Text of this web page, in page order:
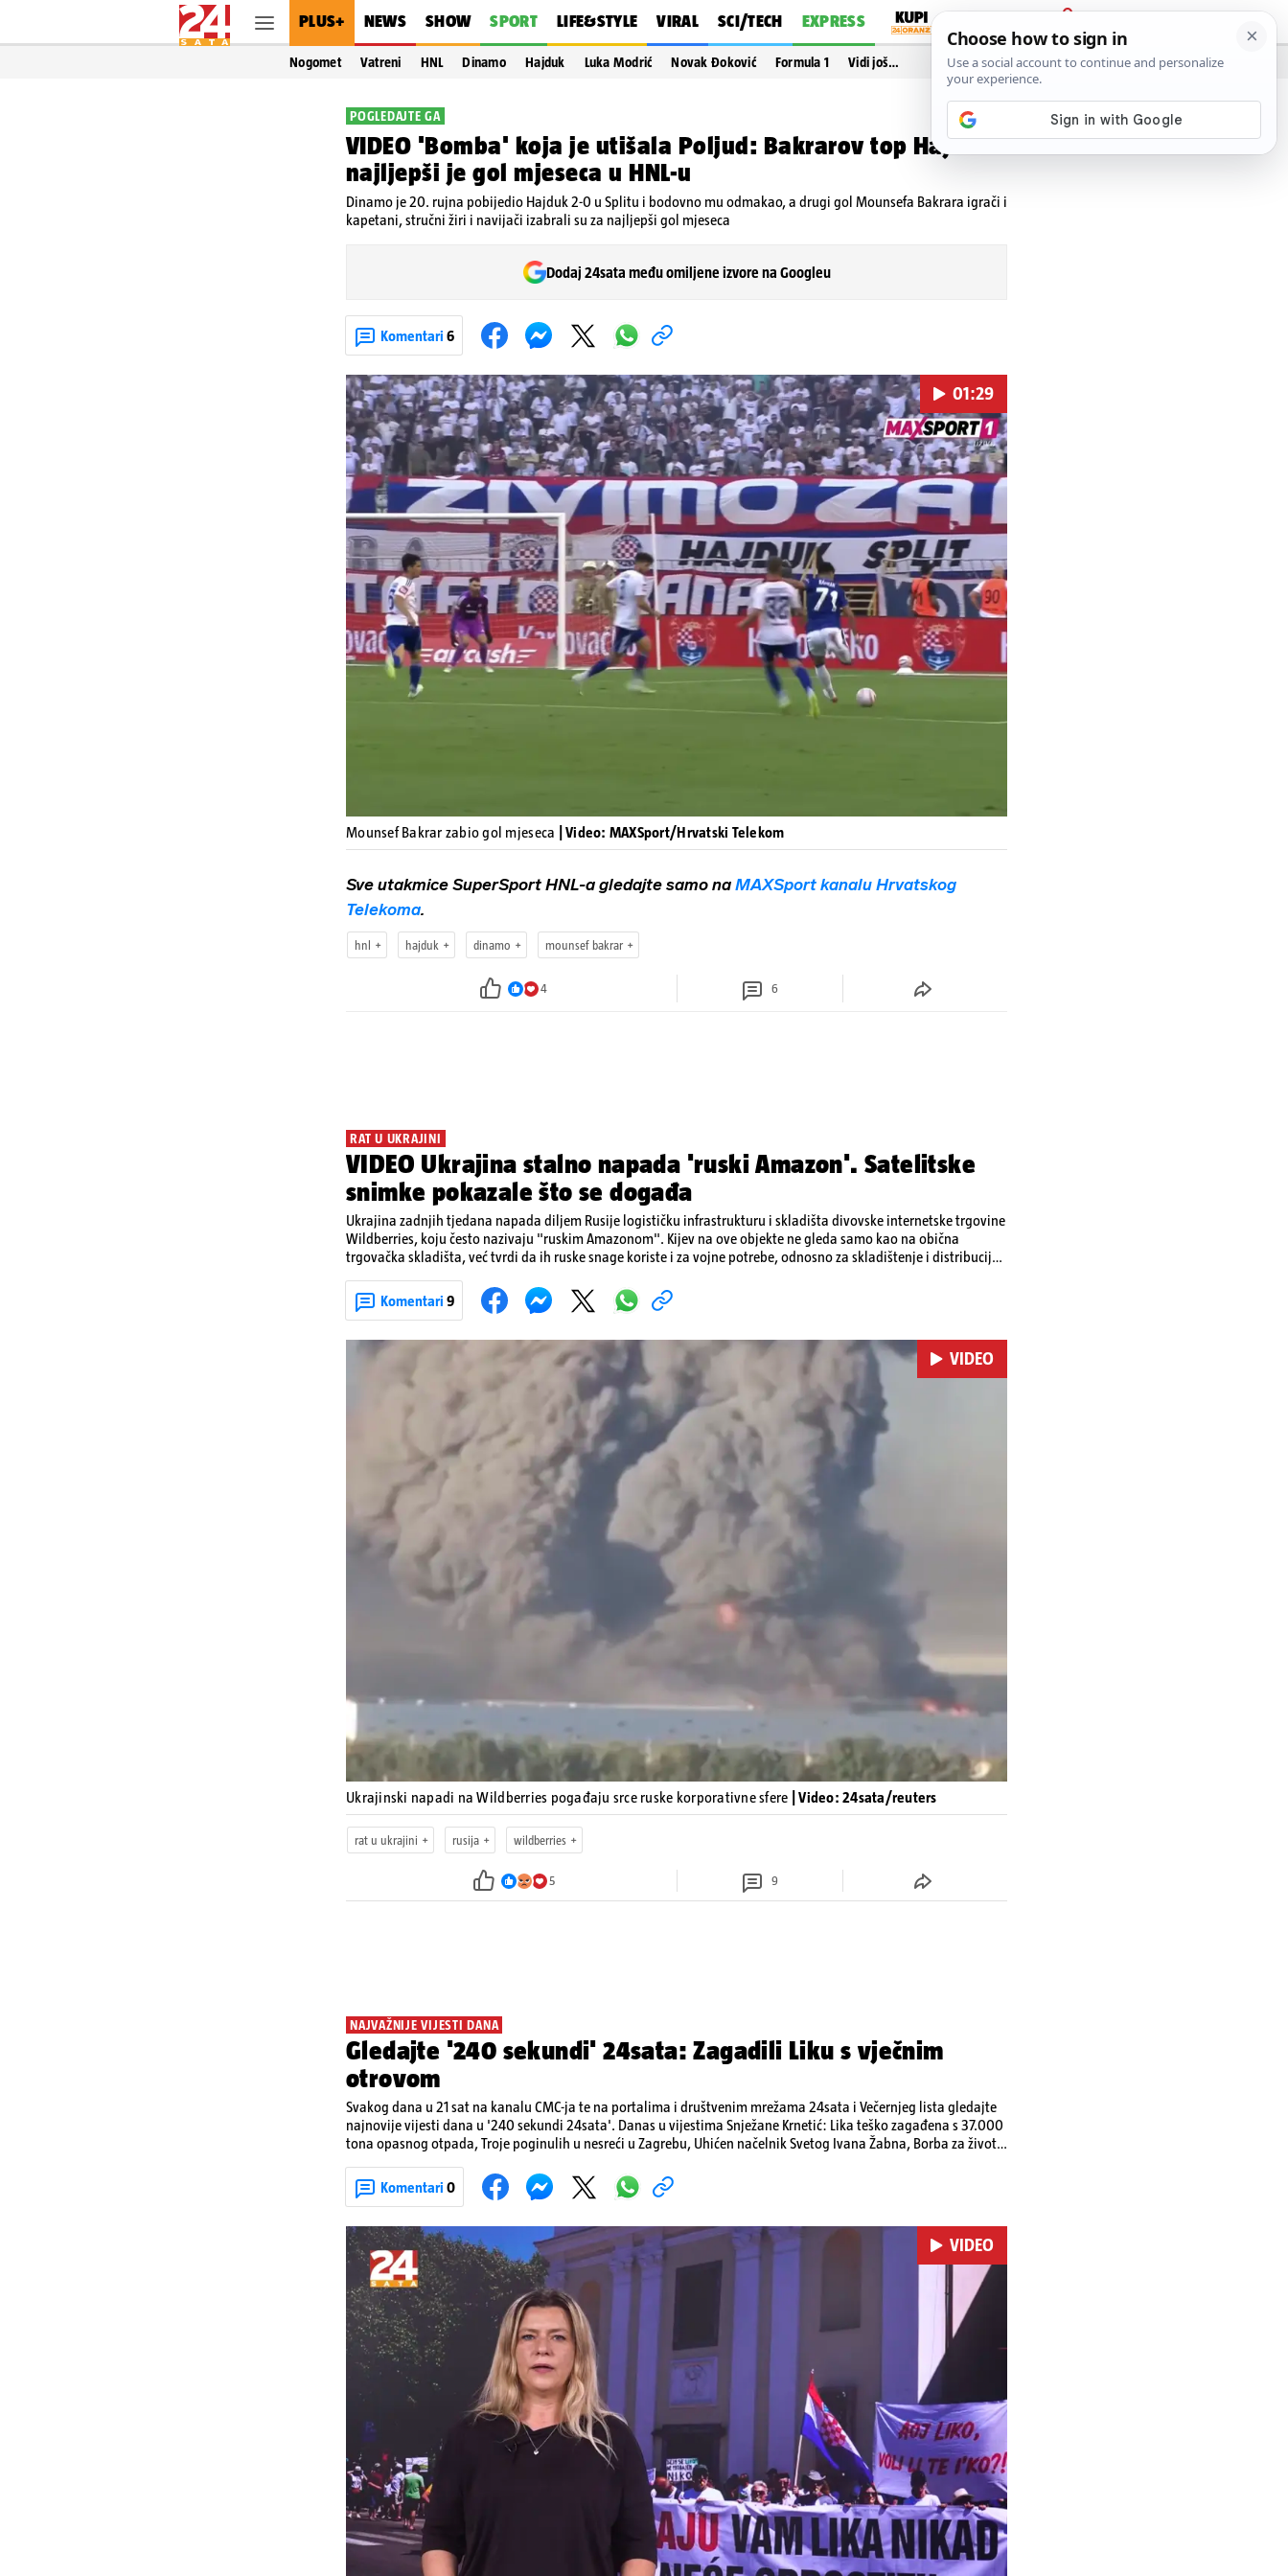
PLUS+ NEWS SHOW SPORT LIFE&STYLE VIRAL SCI/TECH EXPRESS
PRIJAVA
Nogomet Vatreni HNL Dinamo Hajduk Luka Modrić Novak Đoković Formula 1 Vidi još…
POGLEDAJTE GA
VIDEO 'Bomba' koja je utišala Poljud: Bakrarov top Hajduku
najljepši je gol mjeseca u HNL-u
Dinamo je 20. rujna pobijedio Hajduk 2-0 u Splitu i bodovno mu odmakao, a drugi gol Mounsefa Bakrara igrači i
kapetani, stručni žiri i navijači izabrali su za najljepši gol mjeseca
Dodaj 24sata među omiljene izvore na Googleu
Komentari 6
Pokretanje videa...
01:29
Mounsef Bakrar zabio gol mjeseca | Video: MAXSport/Hrvatski Telekom
Sve utakmice SuperSport HNL-a gledajte samo na MAXSport kanalu Hrvatskog
Telekoma.
hnl hajduk dinamo mounsef bakrar
4 6
RAT U UKRAJINI
VIDEO Ukrajina stalno napada 'ruski Amazon'. Satelitske
snimke pokazale što se događa
Ukrajina zadnjih tjedana napada diljem Rusije logističku infrastrukturu i skladišta divovske internetske trgovine
Wildberries, koju često nazivaju "ruskim Amazonom". Kijev na ove objekte ne gleda samo kao na obična
trgovačka skladišta, već tvrdi da ih ruske snage koriste i za vojne potrebe, odnosno za skladištenje i distribuciju
ruska bombardiranja ukrajinske poštanske i logističke infrastrukture te kao način da se ekonomske posljedice
rata prenesu dublje na ruski teritorij i približe običnim građanima.
Komentari 9
VIDEO
Ukrajinski napadi na Wildberries pogađaju srce ruske korporativne sfere | Video: 24sata/reuters
rat u ukrajini rusija wildberries
5 9
NAJVAŽNIJE VIJESTI DANA
Gledajte '240 sekundi' 24sata: Zagadili Liku s vječnim
otrovom
Svakog dana u 21 sat na kanalu CMC-ja te na portalima i društvenim mrežama 24sata i Večernjeg lista gledajte
najnovije vijesti dana u '240 sekundi 24sata'. Danas u vijestima Snježane Krnetić: Lika teško zagađena s 37.000
tona opasnog otpada, Troje poginulih u nesreći u Zagrebu, Uhićen načelnik Svetog Ivana Žabna, Borba za život
Komentari 0
Pokretanje videa...
VIDEO